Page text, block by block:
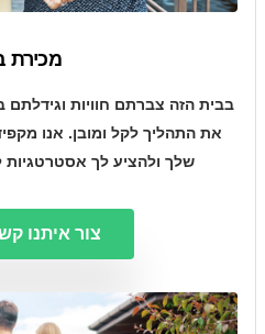
מכירת
בבית הזה צברתם חוויות וגידלתם
את התהליך לקל ומובן. אנו
שלך ולהציע לך אסטרטגיות
צור איתנו